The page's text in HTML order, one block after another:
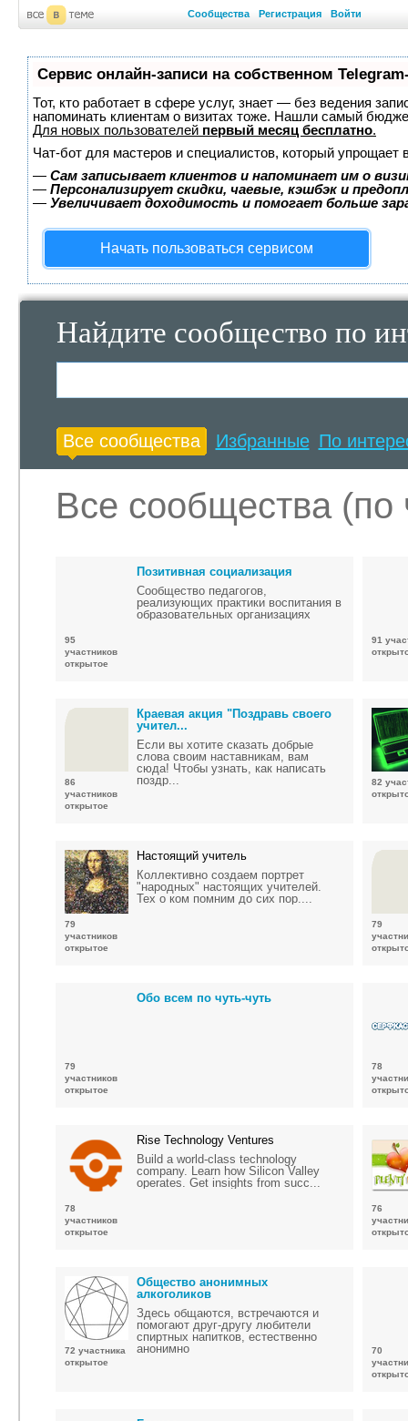
Сообщества Регистрация Войти
Сервис онлайн-записи на собственном
Тот, кто работает в сфере услуг, знает — без ведения
напоминать клиентам о визитах тоже. Нашли самый
Для новых пользователей первый месяц бесплатно.
Чат-бот для мастеров и специалистов, который упрощает
— Сам записывает клиентов и напоминает им о
— Персонализирует скидки, чаевые, кэшбэк и
— Увеличивает доходимость и помогает больше
Начать пользоваться сервисом
Найдите сообщество по
Все сообщества Избранные По
Все сообщества (по
95
участников
открытое
Позитивная социализация
Сообщество педагогов,
реализующих практики воспитания в
образовательных организациях
91
86
участников
открытое
Краевая акция "Поздравь своего
учител...
Если вы хотите сказать добрые
слова своим наставникам, вам
сюда! Чтобы узнать, как написать
поздр...
82
79
участников
открытое
Настоящий учитель
Коллективно создаем портрет
"народных" настоящих учителей.
Тех о ком помним до сих пор....
79
79
участников
открытое
Обо всем по чуть-чуть
78
78
участников
открытое
Rise Technology Ventures
Build a world-class technology
company. Learn how Silicon Valley
operates. Get insights from succ...
76
72 участника
открытое
Общество анонимных
алкоголиков
Здесь общаются, встречаются и
помогают друг-другу любители
спиртных напитков, естественно
анонимно
70